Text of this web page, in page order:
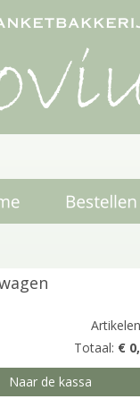
Totaal: €
Naar de kassa